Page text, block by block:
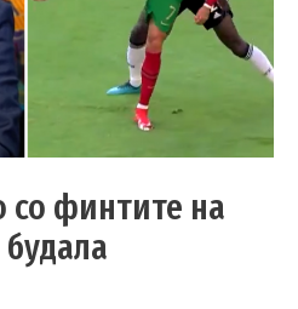
со финтите на